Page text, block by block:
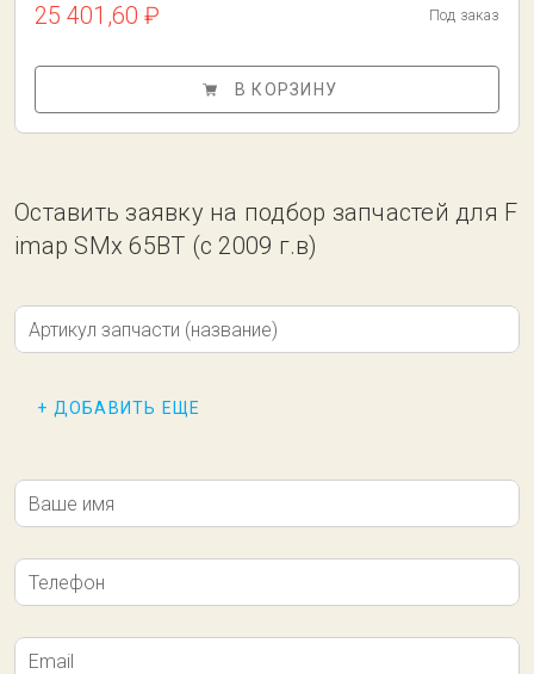
25 401,60 ₽ Под заказ
В КОРЗИНУ
Оставить заявку на подбор запчастей для F
imap SMx 65BT (с 2009 г.в)
Артикул запчасти (название)
+ ДОБАВИТЬ ЕЩЕ
Ваше имя
Телефон
Email